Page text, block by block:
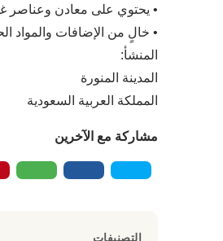
• يحتوي على معادن وعناصر
• خالٍ من الإضافات والمواد
المنشأ:
المدينة المنورة
المملكة العربية السعودية
مشاركة مع الآخرين
التصنيفات